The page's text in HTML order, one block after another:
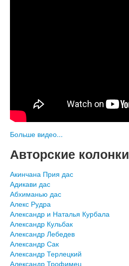
Больше видео...
Авторские колонки
Акинчана Прия дас
Адикави дас
Абхиманью дас
Алекс Рудра
Александр и Наталья Курбала
Александр Кульбак
Александр Лебедев
Александр Сак
Александр Терлецкий
Александр Трофимец